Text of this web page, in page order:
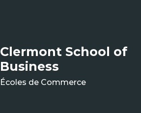
Clermont School of
Business
Écoles de Commerce